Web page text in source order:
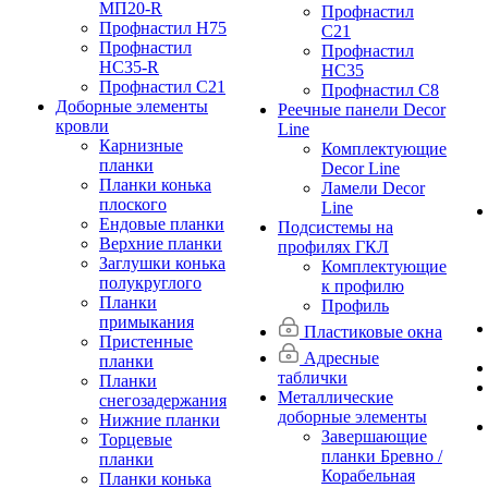
МП20-R
Профнастил Н75
Профнастил
НС35-R
Профнастил С21
Доборные элементы
кровли
Карнизные
планки
Планки конька
плоского
Ендовые планки
Верхние планки
Заглушки конька
полукруглого
Планки
примыкания
Пристенные
планки
Планки
снегозадержания
Нижние планки
Торцевые
планки
Планки конька
Профнастил
С21
Профнастил
НС35
Профнастил С8
Реечные панели Decor
Line
Комплектующие
Decor Line
Ламели Decor
Line
Подсистемы на
профилях ГКЛ
Комплектующие
к профилю
Профиль
Пластиковые окна
Адресные
таблички
Металлические
доборные элементы
Завершающие
планки Бревно /
Корабельная